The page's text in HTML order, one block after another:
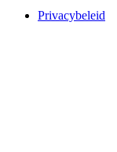
Privacybeleid